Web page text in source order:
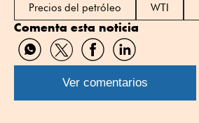
Precios del petróleo WTI
Comenta esta noticia
Compartir
por
WhatsApp
Compartir
por
Twitter
Compartir
por
Facebook
Compartir
por
Linkedin
Ver comentarios